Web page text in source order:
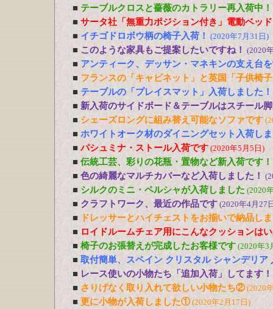
■ テーブルクロスと薔薇のカトラリー再入荷中！
■ サータ社「無重力ポジション付き」電動ベッ
■ イチゴドロボウ柄の椅子入荷！ (2020年7月31日)
■ このような家具もご提案したいですね！ (2020
■ アンティーク、デッサン・マネキンの支え台
■ フランスの「キャビネット」と英国「子供椅
■ テーブルの「プレイスマット」入荷しました！
■ 新入荷のサイドボード＆テーブルはスチール
■ シェーズロングに組み替え可能なソファです
■ ホワイトオーク材のダイニングセット入荷し
■ パシュミナ・ストール入荷です (2020年5月5日)
■ 伝統工芸、彩りの花瓶・置物など新入荷です！
■ 色の綺麗なマルチカバーなど入荷しました！
■ シルクのミニ・ペルシャが入荷しました (2020
■ クラフトワーク、最近の作品です (2020年4月27
■
ドレッサーとハイチェストをお揃いで納品し
■ ロイドルームチェア用にこんなクッションは
■ 椅子のお張替えが完成したお客様です (2020年3
■ 取付簡単、スペイン クリスタル シャンデリア
■ レース使いの小物たち「追加入荷」してます！
■ さりげなく取り入れて欲しい小物たち②(2020
■ 更に小物が入荷しました①(2020年2月17日)